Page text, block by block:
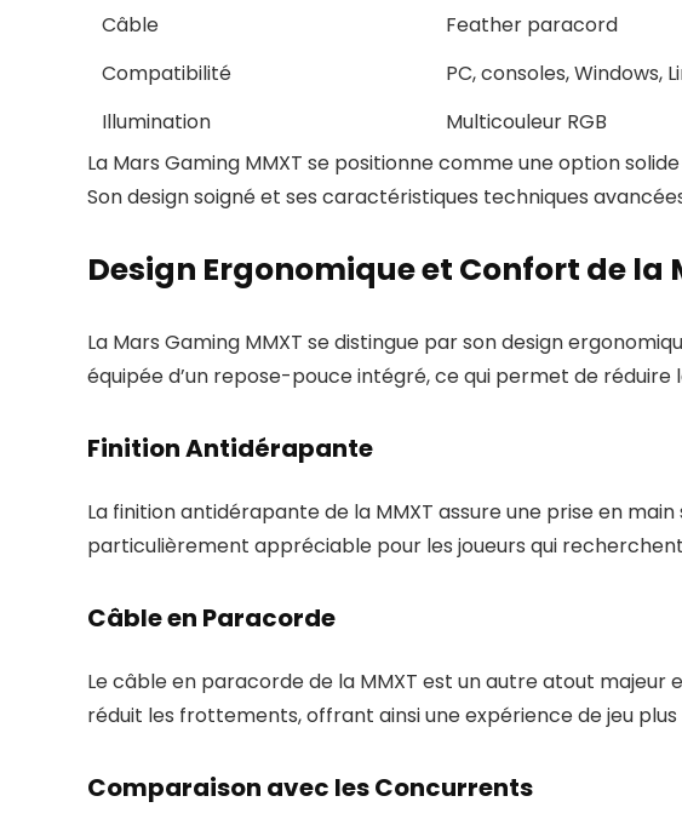
Câble
Feather paracord
Compatibilité
PC, consoles, Windows,
Illumination
Multicouleur RGB
La Mars Gaming MMXT se positionne comme une option
Son design soigné et ses caractéristiques techniques
Design Ergonomique et Confort de la
La Mars Gaming MMXT se distingue par son design
équipée d’un repose-pouce intégré, ce qui permet de
Finition Antidérapante
La finition antidérapante de la MMXT assure une prise en
particulièrement appréciable pour les joueurs qui
Câble en Paracorde
Le câble en paracorde de la MMXT est un autre atout majeur
réduit les frottements, offrant ainsi une expérience de jeu plus
Comparaison avec les Concurrents